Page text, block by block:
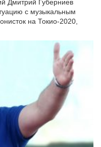
Дмитрий Губерниев
с музыкальным
на Токио-2020,